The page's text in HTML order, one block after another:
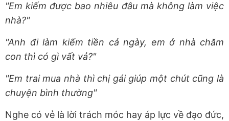
"Em kiếm được bao nhiêu đâu mà không làm việc
nhà?"
"Anh đi làm kiếm tiền cả ngày, em ở nhà chăm
con thì có gì vất vả?"
"Em trai mua nhà thì chị gái giúp một chút cũng là
chuyện bình thường"
Nghe có vẻ là lời trách móc hay áp lực về đạo đức,